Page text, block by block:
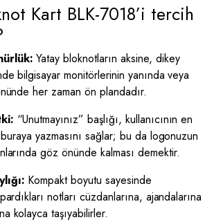
Kart BLK-7018’i tercih
Yatay bloknotların aksine, dikey
bilgisayar monitörlerinin yanında veya
her zaman ön plandadır.
“Unutmayınız” başlığı, kullanıcının en
yazmasını sağlar; bu da logonuzun
göz önünde kalması demektir.
Kompakt boyutu sayesinde
notları cüzdanlarına, ajandalarına
kolayca taşıyabilirler.